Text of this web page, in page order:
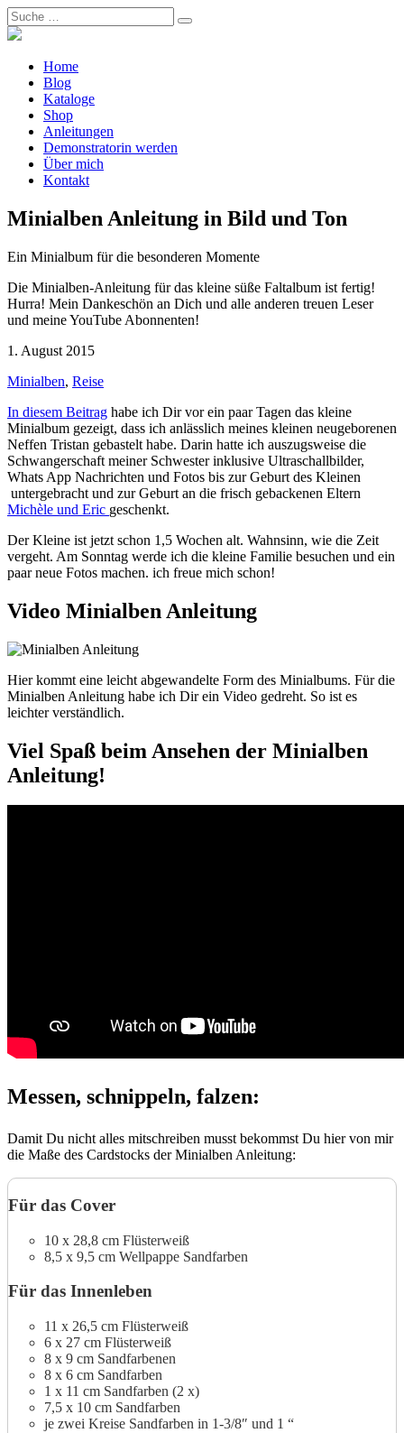
Home
Blog
Kataloge
Shop
Anleitungen
Demonstratorin werden
Über mich
Kontakt
Minialben Anleitung in Bild und Ton
Ein Minialbum für die besonderen Momente
Die Minialben-Anleitung für das kleine süße Faltalbum ist fertig!
Hurra! Mein Dankeschön an Dich und alle anderen treuen Leser
und meine YouTube Abonnenten!
1. August 2015
Minialben, Reise
In diesem Beitrag habe ich Dir vor ein paar Tagen das kleine
Minialbum gezeigt, dass ich anlässlich meines kleinen neugeborenen
Neffen Tristan gebastelt habe. Darin hatte ich auszugsweise die
Schwangerschaft meiner Schwester inklusive Ultraschallbilder,
Whats App Nachrichten und Fotos bis zur Geburt des Kleinen
untergebracht und zur Geburt an die frisch gebackenen Eltern
Michèle und Eric geschenkt.
Der Kleine ist jetzt schon 1,5 Wochen alt. Wahnsinn, wie die Zeit
vergeht. Am Sonntag werde ich die kleine Familie besuchen und ein
paar neue Fotos machen. ich freue mich schon!
Video Minialben Anleitung
Hier kommt eine leicht abgewandelte Form des Minialbums. Für die
Minialben Anleitung habe ich Dir ein Video gedreht. So ist es
leichter verständlich.
Viel Spaß beim Ansehen der Minialben
Anleitung!
Messen, schnippeln, falzen:
Damit Du nicht alles mitschreiben musst bekommst Du hier von mir
die Maße des Cardstocks der Minialben Anleitung:
Für das Cover
10 x 28,8 cm Flüsterweiß
8,5 x 9,5 cm Wellpappe Sandfarben
Für das Innenleben
11 x 26,5 cm Flüsterweiß
6 x 27 cm Flüsterweiß
8 x 9 cm Sandfarbenen
8 x 6 cm Sandfarben
1 x 11 cm Sandfarben (2 x)
7,5 x 10 cm Sandfarben
je zwei Kreise Sandfarben in 1-3/8″ und 1 “